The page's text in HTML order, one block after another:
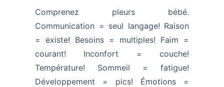
Comprenez pleurs bébé.
Communication = seul langage! Raison
= existe! Besoins = multiples! Faim =
courant! Inconfort = couche!
Température! Sommeil = fatigue!
Développement = pics! Émotions =